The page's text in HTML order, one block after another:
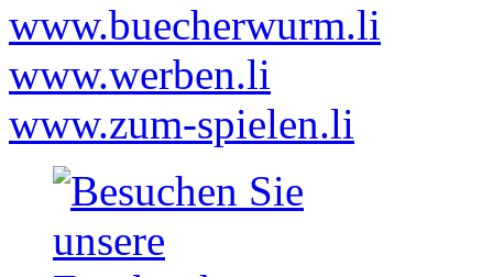
www.buecherwurm.li
www.werben.li
www.zum-spielen.li